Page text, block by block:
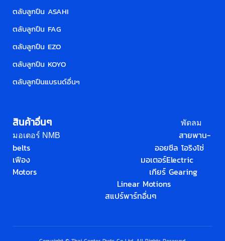
ตลับลูกปืน ASAHI
ตลับลูกปืน FAG
ตลับลูกปืน EZO
ตลับลูกปืน KOYO
ตลับลูกปืนแบรนด์อื่นๆ
สินค้าอื่นๆ
พัดลม
มอเตอร์ NMB
สายพาน-
belts
ออยซีล โอริงโซ่
เฟือง
มอเตอร์Electric
Motors
เกียร์ Gearing
Linear Motions
สแปร์พาร์ทอื่นๆ